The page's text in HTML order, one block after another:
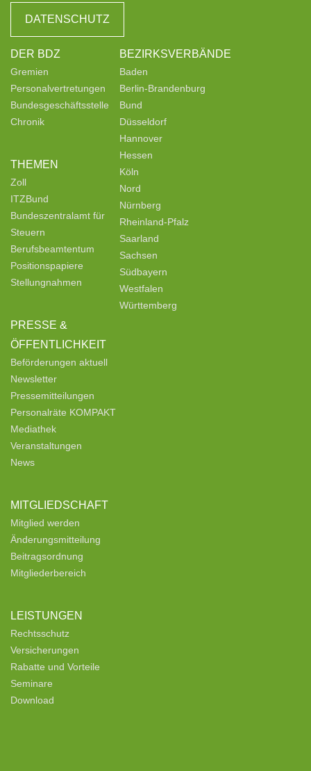
DATENSCHUTZ
DER BDZ
Gremien
Personalvertretungen
Bundesgeschäftsstelle
Chronik
THEMEN
Zoll
ITZBund
Bundeszentralamt für
Steuern
Berufsbeamtentum
Positionspapiere
Stellungnahmen
PRESSE &
ÖFFENTLICHKEIT
Beförderungen aktuell
Newsletter
Pressemitteilungen
Personalräte KOMPAKT
Mediathek
Veranstaltungen
News
MITGLIEDSCHAFT
Mitglied werden
Änderungsmitteilung
Beitragsordnung
Mitgliederbereich
LEISTUNGEN
Rechtsschutz
Versicherungen
Rabatte und Vorteile
Seminare
Download
BEZIRKSVERBÄNDE
Baden
Berlin-Brandenburg
Bund
Düsseldorf
Hannover
Hessen
Köln
Nord
Nürnberg
Rheinland-Pfalz
Saarland
Sachsen
Südbayern
Westfalen
Württemberg